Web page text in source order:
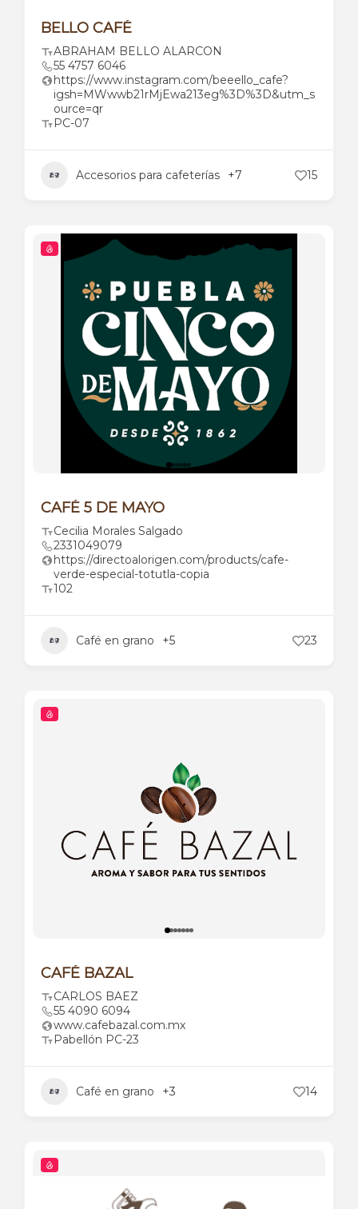
BELLO CAFÉ
ABRAHAM BELLO ALARCON
55 4757 6046
https://www.instagram.com/beeello_cafe?
igsh=MWwwb21rMjEwa213eg%3D%3D&utm_s
ource=qr
PC-07
Accesorios para cafeterías +7 15
CAFÉ 5 DE MAYO
Cecilia Morales Salgado
2331049079
https://directoalorigen.com/products/cafe-
verde-especial-totutla-copia
102
Café en grano +5 23
CAFÉ BAZAL
CARLOS BAEZ
55 4090 6094
www.cafebazal.com.mx
Pabellón PC-23
Café en grano +3 14